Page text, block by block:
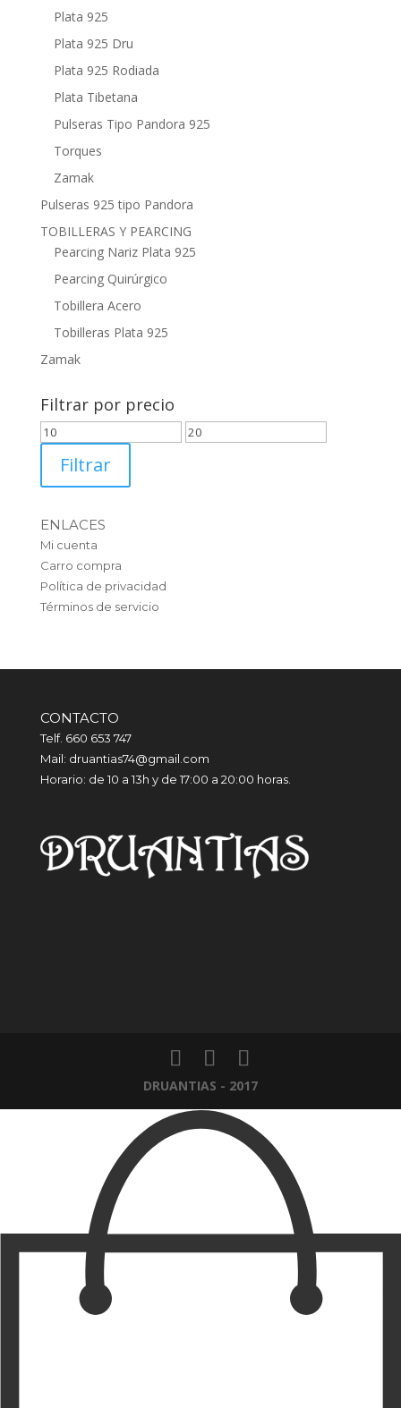
Plata 925
Plata 925 Dru
Plata 925 Rodiada
Plata Tibetana
Pulseras Tipo Pandora 925
Torques
Zamak
Pulseras 925 tipo Pandora
TOBILLERAS Y PEARCING
Pearcing Nariz Plata 925
Pearcing Quirúrgico
Tobillera Acero
Tobilleras Plata 925
Zamak
Filtrar por precio
Precio
Precio
Filtrar
ENLACES
Mi cuenta
Carro compra
Política de privacidad
Términos de servicio
CONTACTO
Telf. 660 653 747
Mail: druantias74@gmail.com
Horario: de 10 a 13h y de 17:00 a 20:00 horas.
DRUANTIAS - 2017